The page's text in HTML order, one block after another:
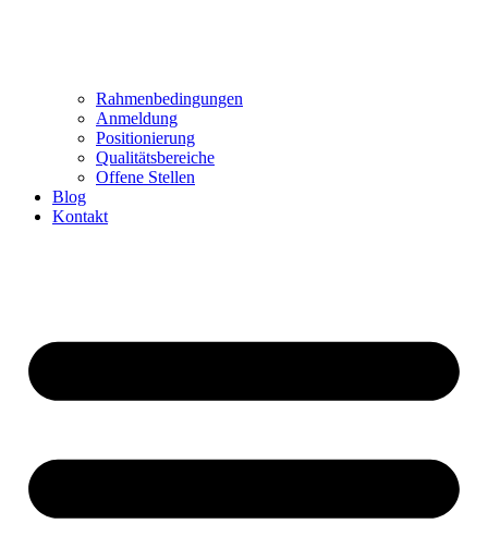
Rahmenbedingungen
Anmeldung
Positionierung
Qualitätsbereiche
Offene Stellen
Blog
Kontakt